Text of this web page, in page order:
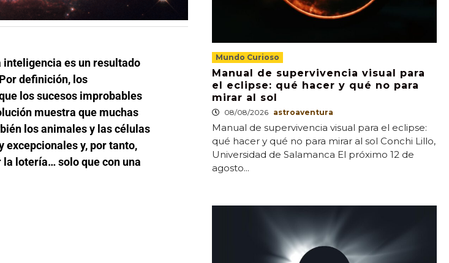
inteligencia es un resultado
definición, los
los sucesos improbables
muestra que muchas
los animales y las células
excepcionales y, por tanto,
lotería… solo que con una
Mundo Curioso
Manual de supervivencia visual para
el eclipse: qué hacer y qué no para
mirar al sol
08/08/2026 astroaventura
Manual de supervivencia visual para el eclipse:
qué hacer y qué no para mirar al sol Conchi Lillo,
Universidad de Salamanca El próximo 12 de
agosto...